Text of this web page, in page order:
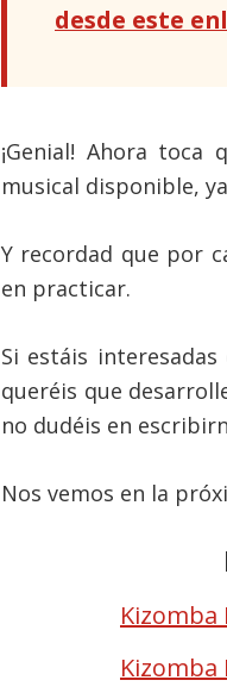
desde este
¡Genial! Ahora
musical disponible,
Y recordad que por
en practicar.
Si estáis
queréis que
no dudéis en
Nos vemos en la
Kizomba
Kizomba